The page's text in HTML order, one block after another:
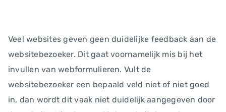
Veel websites geven geen duidelijke feedback aan de
websitebezoeker. Dit gaat voornamelijk mis bij het
invullen van webformulieren. Vult de
websitebezoeker een bepaald veld niet of niet goed
in, dan wordt dit vaak niet duidelijk aangegeven door